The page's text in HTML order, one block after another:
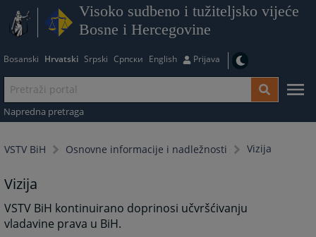
Visoko sudbeno i tužiteljsko vijeće
Bosne i Hercegovine
Bosanski Hrvatski Srpski Српски English Prijava
Napredna pretraga
VSTV BiH Osnovne informacije i nadležnosti Vizija
Vizija
VSTV BiH kontinuirano doprinosi učvršćivanju
vladavine prava u BiH.